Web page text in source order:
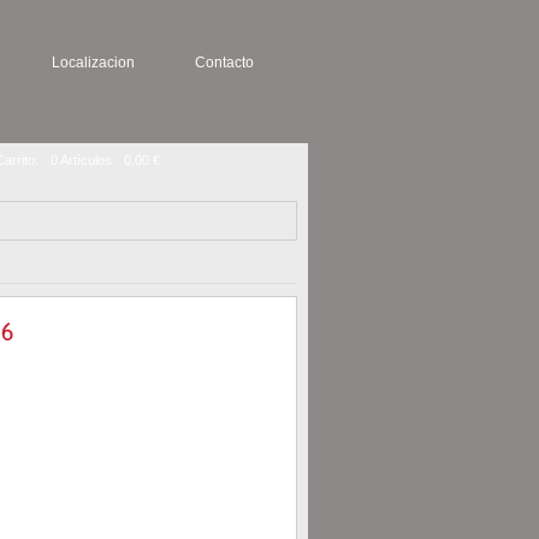
Localizacion Contacto